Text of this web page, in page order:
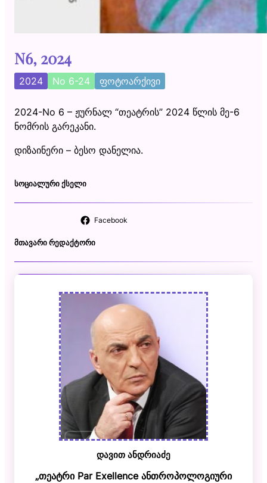
N6, 2024
2024 No 6-24 ფოტოარქივი
2024-No 6 – ჟურნალ “თეატრის” 2024 წლის მე-6
ნომრის გარეკანი.
დიზაინერი – ბესო დანელია.
ᲡᲝᲪᲘᲐᲚᲣᲠᲘ ᲥᲡᲔᲚᲘ
Facebook
ᲛᲗᲐᲕᲐᲠᲘ ᲠᲔᲓᲐᲥᲢᲝᲠᲘ
დავით ანდრიაძე
„თეატრი Par Exellence ანთროპოლოგიური